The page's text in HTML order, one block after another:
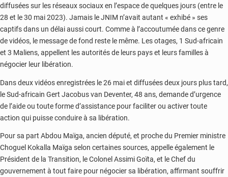
diffusées sur les réseaux sociaux en l’espace de quelques jours (entre le
28 et le 30 mai 2023). Jamais le JNIM n’avait autant « exhibé » ses
captifs dans un délai aussi court. Comme à l’accoutumée dans ce genre
de vidéos, le message de fond reste le même. Les otages, 1 Sud-africain
et 3 Maliens, appellent les autorités de leurs pays et leurs familles à
négocier leur libération.
Dans deux vidéos enregistrées le 26 mai et diffusées deux jours plus tard,
le Sud-africain Gert Jacobus van Deventer, 48 ans, demande d’urgence
de l’aide ou toute forme d’assistance pour faciliter ou activer toute
action qui puisse conduire à sa libération.
Pour sa part Abdou Maïga, ancien député, et proche du Premier ministre
Choguel Kokalla Maïga selon certaines sources, appelle également le
Président de la Transition, le Colonel Assimi Goïta, et le Chef du
gouvernement à tout faire pour négocier sa libération, affirmant souffrir